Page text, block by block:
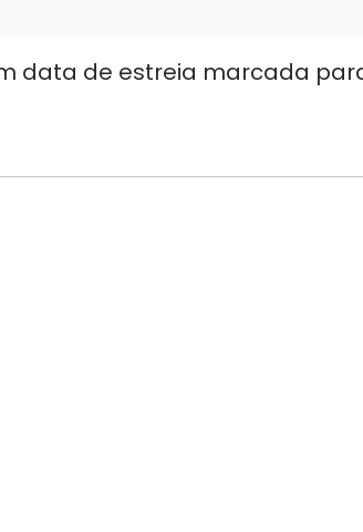
data de estreia marcada